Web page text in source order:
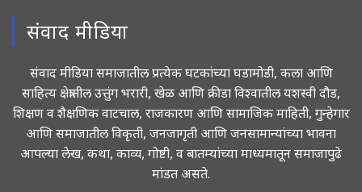
संवाद मीडिया
संवाद मीडिया समाजातील प्रत्येक घटकांच्या घडामोडी, कला आणि
साहित्य क्षेत्रातील उत्तुंग भरारी, खेळ आणि क्रीडा विश्वातील यशस्वी दौड,
शिक्षण व शैक्षणिक वाटचाल, राजकारण आणि सामाजिक माहिती, गुन्हेगार
आणि समाजातील विकृती, जनजागृती आणि जनसामान्यांच्या भावना
आपल्या लेख, कथा, काव्य, गोष्टी, व बातम्यांच्या माध्यमातून समाजापुढे
मांडत असते.